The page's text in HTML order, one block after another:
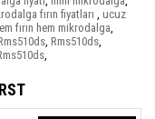
fırın fiyatları
ucuz
fırın hem mikrodalga
Rms510ds